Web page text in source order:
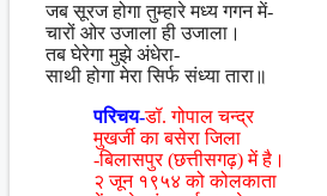
जब सूरज होगा तुम्हारे मध्य गगन में-
चारों ओर उजाला ही उजाला।
तब घेरेगा मुझे अंधेरा-
साथी होगा मेरा सिर्फ संध्या तारा॥
परिचय-डॉ. गोपाल चन्द्र
मुखर्जी का बसेरा जिला
-बिलासपुर (छत्तीसगढ़) में है।
२ जून १९५४ को कोलकाता